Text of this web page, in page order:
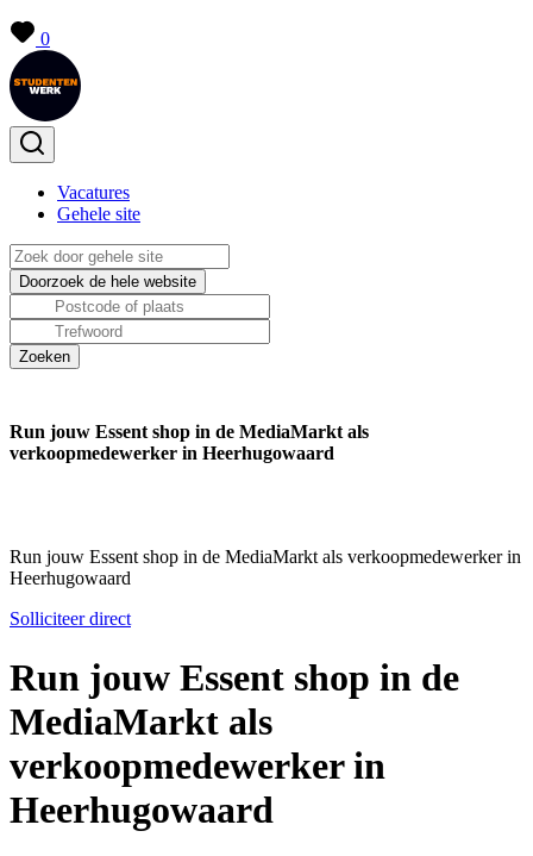
0
Vacatures
Gehele site
Run jouw Essent shop in de MediaMarkt als
verkoopmedewerker in Heerhugowaard
Run jouw Essent shop in de MediaMarkt als verkoopmedewerker in
Heerhugowaard
Solliciteer direct
Run jouw Essent shop in de
MediaMarkt als
verkoopmedewerker in
Heerhugowaard